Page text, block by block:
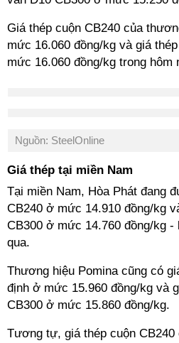
Giá thép cuộn CB240 của
mức 16.060 đồng/kg và giá
mức 16.060 đồng/kg trong hôm
Nguồn: SteelOnline
Giá thép tại miền Nam
Tại miền Nam, Hòa Phát đang
CB240 ở mức 14.910 đồng/kg
CB300 ở mức 14.760 đồng/kg -
qua.
Thương hiệu Pomina cũng có
định ở mức 15.960 đồng/kg và
CB300 ở mức 15.860 đồng/kg.
Tương tự, giá thép cuộn